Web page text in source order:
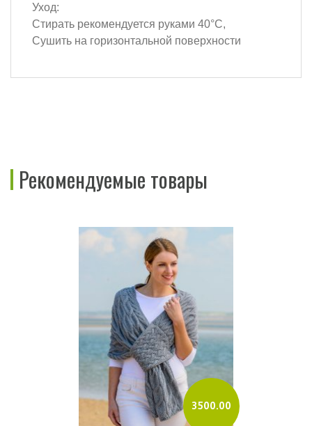
Уход:
Стирать рекомендуется руками 40°C,
Сушить на горизонтальной поверхности
Рекомендуемые товары
3500.00